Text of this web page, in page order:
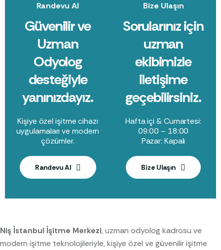
Randevu Al
Güvenilir ve
Uzman
Odyolog
desteğiyle
yanınızdayız.
Kişiye özel işitme cihazı
uygulamaları ve modern
çözümler.
Randevu Al
Bize Ulaşın
Sorularınız için
uzman
ekibimizle
iletişime
geçebilirsiniz.
Hafta içi & Cumartesi:
09:00 – 18:00
Pazar: Kapalı
Bize Ulaşın
Niş İstanbul İşitme Merkezi, uzman odyolog kadrosu ve
modern işitme teknolojileriyle, kişiye özel ve güvenilir işitme